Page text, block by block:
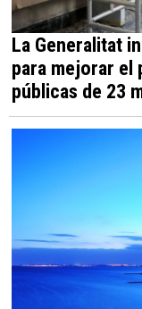
La Generalitat
para mejorar el
públicas de 23